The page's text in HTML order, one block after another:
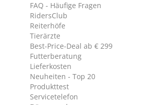
FAQ - Häufige Fragen
RidersClub
Reiterhöfe
Tierärzte
Best-Price-Deal ab € 299
Futterberatung
Lieferkosten
Neuheiten - Top 20
Produkttest
Servicetelefon